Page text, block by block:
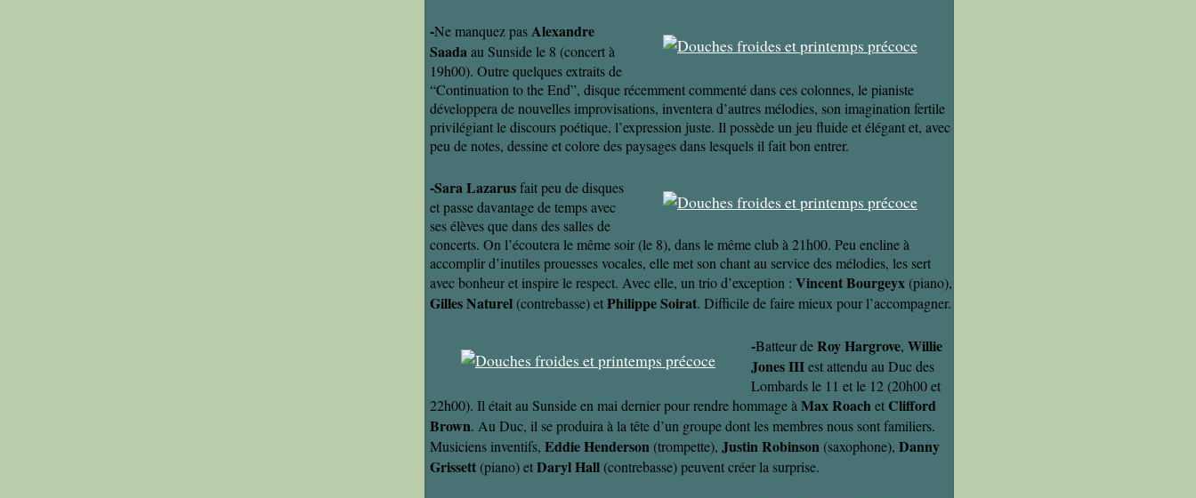
-Ne manquez pasAlexandre
Saadaau Sunside le 8 (concert à
19h00). Outre quelques extraits de
“Continuation to the End”, disque récemment commenté dans ces colonnes, le pianiste
développera de nouvelles improvisations, inventera d’autres mélodies, son imagination fertile
privilégiant le discours poétique, l’expression juste. Il possède un jeu fluide et élégant et, avec
peu de notes, dessine et colore des paysages dans lesquels il fait bon entrer.
-Sara Lazarusfait peu de disques
et passe davantage de temps avec
ses élèves que dans des salles de
concerts. On l’écoutera le même soir (le 8), dans le même club à 21h00. Peu encline à
accomplir d’inutiles prouesses vocales, elle met son chant au service des mélodies, les sert
avec bonheur et inspire le respect. Avec elle, un trio d’exception : Vincent Bourgeyx (piano),
Gilles Naturel (contrebasse) etPhilippe Soirat. Difficile de faire mieux pour l’accompagner.
-Batteur deRoy Hargrove, Willie
Jones IIIest attendu au Duc des
Lombards le 11 et le 12 (20h00 et
22h00). Il était au Sunside en mai dernier pour rendre hommage àMax Roachet Clifford
Brown. Au Duc, il se produira à la tête d’un groupe dont les membres nous sont familiers.
Musiciens inventifs, Eddie Henderson (trompette), Justin Robinson (saxophone), Danny
Grissett (piano) etDaryl Hall (contrebasse) peuvent créer la surprise.